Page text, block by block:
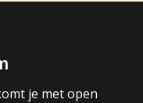
je met open